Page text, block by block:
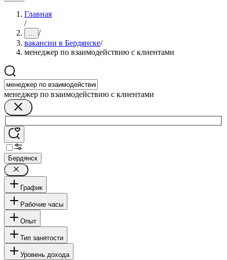
Главная
/
... /
вакансии в Бердянске/
менеджер по взаимодействию с клиентами
менеджер по взаимодействию с клиентами
Бердянск
График
Рабочие часы
Опыт
Тип занятости
Уровень дохода